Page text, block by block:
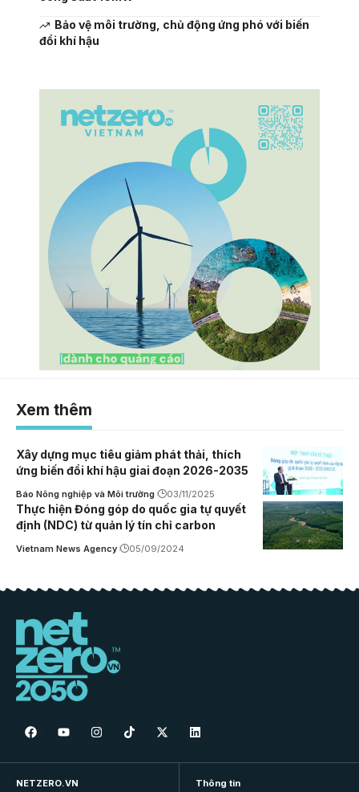
Bảo vệ môi trường, chủ động ứng phó với biến
đổi khí hậu
Xem thêm
Xây dựng mục tiêu giảm phát thải, thích
ứng biến đổi khí hậu giai đoạn 2026-2035
Báo Nông nghiệp và Môi trường 03/11/2025
Thực hiện Đóng góp do quốc gia tự quyết
định (NDC) từ quản lý tín chỉ carbon
Vietnam News Agency 05/09/2024
NETZERO.VN Thông tin